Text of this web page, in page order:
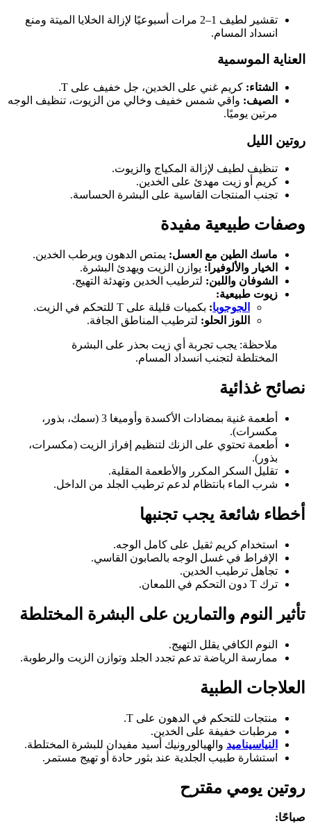
تقشير لطيف 1–2 مرات أسبوعيًا لإزالة الخلايا الميتة ومنع
انسداد المسام.
العناية الموسمية
الشتاء: كريم غني على الخدين، جل خفيف على T.
الصيف: واقي شمس خفيف وخالي من الزيوت، تنظيف الوجه
مرتين يوميًا.
روتين الليل
تنظيف لطيف لإزالة المكياج والزيوت.
كريم أو زيت مهدئ على الخدين.
تجنب المنتجات القاسية على البشرة الحساسة.
وصفات طبيعية مفيدة
ماسك الطين مع العسل: يمتص الدهون ويرطب الخدين.
الخيار والألوفيرا: يوازن الزيت ويهدئ البشرة.
الشوفان واللبن: لترطيب الخدين وتهدئة التهيج.
زيوت طبيعية:
الجوجوبا: بكميات قليلة على T للتحكم في الزيت.
اللوز الحلو: لترطيب المناطق الجافة.
ملاحظة: يجب تجربة أي زيت بحذر على البشرة
المختلطة لتجنب انسداد المسام.
نصائح غذائية
أطعمة غنية بمضادات الأكسدة وأوميغا 3 (سمك، بذور،
مكسرات).
أطعمة تحتوي على الزنك لتنظيم إفراز الزيت (مكسرات،
بذور).
تقليل السكر المكرر والأطعمة المقلية.
شرب الماء بانتظام لدعم ترطيب الجلد من الداخل.
أخطاء شائعة يجب تجنبها
استخدام كريم ثقيل على كامل الوجه.
الإفراط في غسل الوجه بالصابون القاسي.
تجاهل ترطيب الخدين.
ترك T دون التحكم في اللمعان.
تأثير النوم والتمارين على البشرة المختلطة
النوم الكافي يقلل التهيج.
ممارسة الرياضة تدعم تجدد الجلد وتوازن الزيت والرطوبة.
العلاجات الطبية
منتجات للتحكم في الدهون على T.
مرطبات خفيفة على الخدين.
النياسيناميد والهيالورونيك أسيد مفيدان للبشرة المختلطة.
استشارة طبيب الجلدية عند بثور حادة أو تهيج مستمر.
روتين يومي مقترح
صباحًا: